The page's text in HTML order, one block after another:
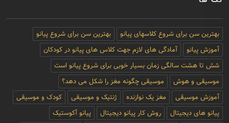
بهترین سن برای شروع کلاسهای پیانو
بهترین سن برای شروع پیانو
آموزش پیانو
آمادگی های لازم جهت کلاس های پیانو در کودکان
شش تا هشت سالگی زمان بسیار خوبی برای شروع پیانو است
موسیقی و هوش
موسیقی چگونه مغز را شکل می دهد؟
آموزش موسیقی
مغز یک نوازنده ژنتیک و موسیقی
کودک و موسیقی
پیانو های دیجیتال
روش کار پیانو دیجیتال
پیانو آکوستیک